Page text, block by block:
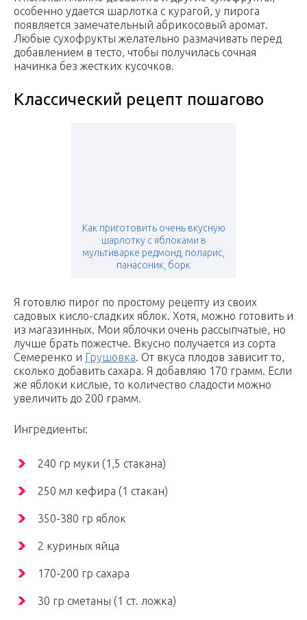
особенно удается шарлотка с курагой, у пирога
появляется замечательный абрикосовый аромат.
Любые сухофрукты желательно размачивать перед
добавлением в тесто, чтобы получилась сочная
начинка без жестких кусочков.
Классический рецепт пошагово
Как приготовить очень вкусную
шарлотку с яблоками в
мультиварке редмонд, поларис,
панасоник, борк
Я готовлю пирог по простому рецепту из своих
садовых кисло-сладких яблок. Хотя, можно готовить и
из магазинных. Мои яблочки очень рассыпчатые, но
лучше брать пожестче. Вкусно получается из сорта
Семеренко и Грушовка. От вкуса плодов зависит то,
сколько добавить сахара. Я добавляю 170 грамм. Если
же яблоки кислые, то количество сладости можно
увеличить до 200 грамм.
Ингредиенты:
240 гр муки (1,5 стакана)
250 мл кефира (1 стакан)
350-380 гр яблок
2 куриных яйца
170-200 гр сахара
30 гр сметаны (1 ст. ложка)